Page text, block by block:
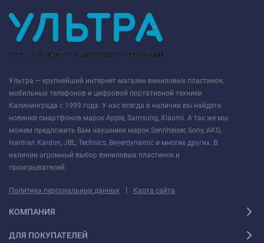
Ультра — крупнейший интернет магазин виниловых пластинок,
мобильных телефонов и цифровой портативной техники
Калининграда с 1999 года. У нас всегда в наличии вы найдете
новинки смартфонов марок Apple, Samsung, Xiaomi. А так же мы
можем предложить Вам наушники марок Sennheiser, Sony, AKG,
Harman Kardon, JBL, Technics, Beyerdynamic и многих других. В
наличии огромный выбор виниловых пластинок и
проигрывателей.
Политика персональных данных | Карта сайта
КОМПАНИЯ
ДЛЯ ПОКУПАТЕЛЕЙ